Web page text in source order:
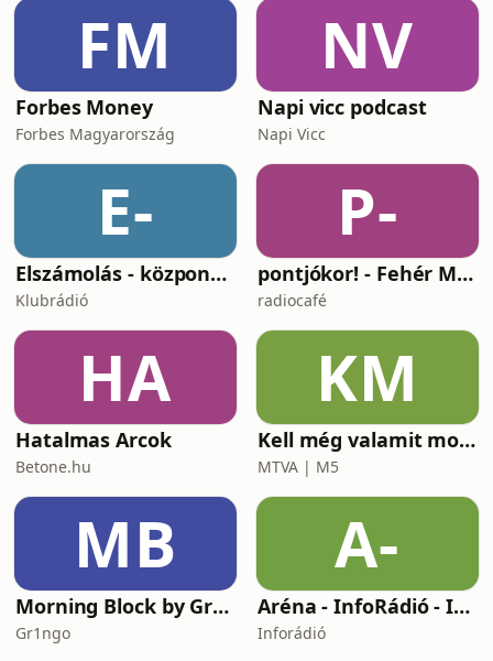
FM
Forbes Money
Forbes Magyarország
NV
Napi vicc podcast
Napi Vicc
E-
Elszámolás - központosítás, lojalitás és a függetlenség ára
Klubrádió
P-
pontjókor! - Fehér Mariannal
radiocafé
HA
Hatalmas Arcok
Betone.hu
KM
Kell még valamit mondanom, Ildikó?
MTVA | M5
MB
Morning Block by Gr1ngo
Gr1ngo
A-
Aréna - InfoRádió - Infostart.hu
Inforádió